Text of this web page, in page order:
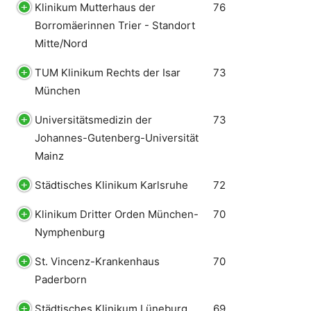
Klinikum Mutterhaus der
Borromäerinnen Trier - Standort
Mitte/Nord
76
TUM Klinikum Rechts der Isar
München
73
Universitätsmedizin der
Johannes-Gutenberg-Universität
Mainz
73
Städtisches Klinikum Karlsruhe 72
Klinikum Dritter Orden München-
Nymphenburg
70
St. Vincenz-Krankenhaus
Paderborn
70